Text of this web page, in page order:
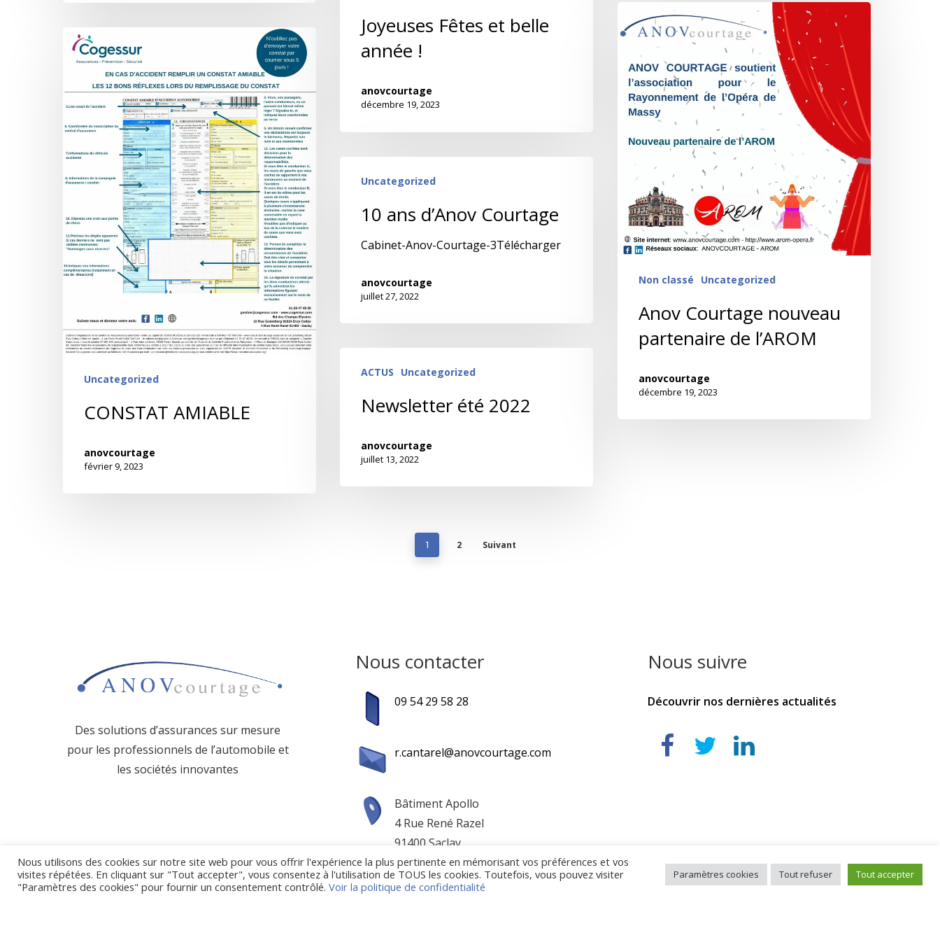
Joyeuses Fêtes et belle
année !
anovcourtage
décembre 19, 2023
Non classé Uncategorized
Anov Courtage nouveau
partenaire de l’AROM
anovcourtage
décembre 19, 2023
Uncategorized
CONSTAT AMIABLE
anovcourtage
février 9, 2023
Uncategorized
10 ans d’Anov Courtage
Cabinet-Anov-Courtage-3Télécharger
anovcourtage
juillet 27, 2022
ACTUS Uncategorized
Newsletter été 2022
anovcourtage
juillet 13, 2022
1 2 Suivant
Des solutions d’assurances sur mesure
pour les professionnels de l’automobile et
les sociétés innovantes
Nous contacter
09 54 29 58 28
r.cantarel@anovcourtage.com
Bâtiment Apollo
4 Rue René Razel
91400 Saclay
Nous suivre
Découvrir nos dernières actualités
© 2021 ANOV Courtage —Mentions légales—Politique de confidentialité — Réalisé parCommium
Nous utilisons des cookies sur notre site web pour vous offrir l'expérience la plus pertinente en mémorisant vos préférences et vos
visites répétées. En cliquant sur "Tout accepter", vous consentez à l'utilisation de TOUS les cookies. Toutefois, vous pouvez visiter
"Paramètres des cookies" pour fournir un consentement contrôlé. Voir la politique de confidentialité
Paramètres cookies Tout refuser Tout accepter